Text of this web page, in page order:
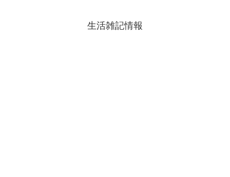
生活雑記情報